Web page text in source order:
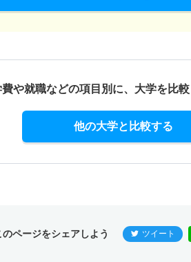
や就職などの項目別に、 大学を比
他の大学と比較する
のページをシェアしよう ツイート